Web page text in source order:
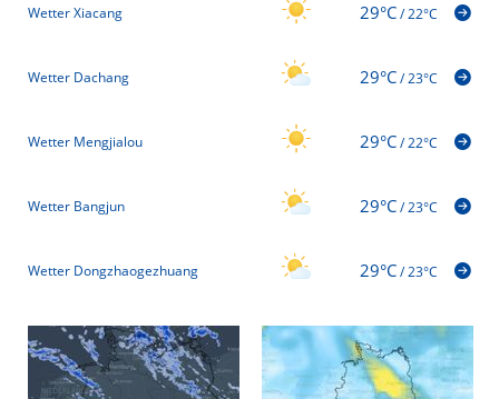
Wetter Xiacang 29°C/22°C
Wetter Dachang 29°C/23°C
Wetter Mengjialou 29°C/22°C
Wetter Bangjun 29°C/23°C
Wetter Dongzhaogezhuang 29°C/23°C